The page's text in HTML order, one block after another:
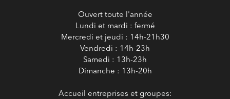
Ouvert toute l'année
Lundi et mardi : fermé
Mercredi et jeudi : 14h-21h30
Vendredi : 14h-23h
Samedi : 13h-23h
Dimanche : 13h-20h
Accueil entreprises et groupes: